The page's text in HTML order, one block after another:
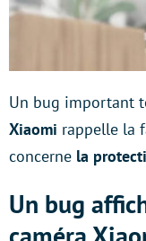
Un bug important
Xiaomi rappelle la
concerne la
Un bug